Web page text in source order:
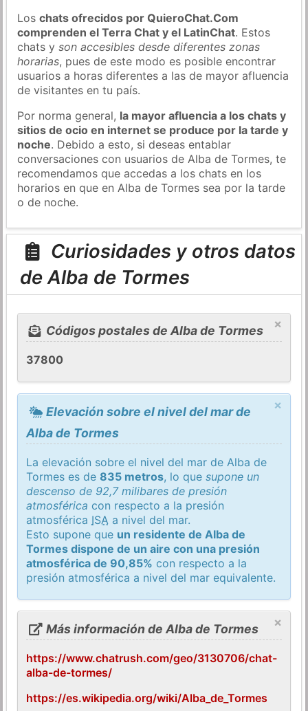
Loschats ofrecidos por QuieroChat.Com
comprenden el Terra Chat y el LatinChat. Estos
chats yson accesibles desde diferentes zonas
horarias, pues de este modo es posible encontrar
usuarios a horas diferentes a las de mayor afluencia
de visitantes en tu país.
Por norma general, la mayor afluencia a los chats y
sitios de ocio en internet se produce por la tarde y
noche. Debido a esto, si deseas entablar
conversaciones con usuarios de Alba de Tormes, te
recomendamos que accedas a los chats en los
horarios en que en Alba de Tormes sea por la tarde
o de noche.
Curiosidades y otros datos
de Alba de Tormes
×
Códigos postales de Alba de Tormes
37800
×
Elevación sobre el nivel del mar de
Alba de Tormes
La elevación sobre el nivel del mar de Alba de
Tormes es de835 metros, lo quesupone un
descenso de 92,7 milibares de presión
atmosférica con respecto a la presión
atmosférica ISA a nivel del mar.
Esto supone que un residente de Alba de
Tormes dispone de un aire con una presión
atmosférica de 90,85% con respecto a la
presión atmosférica a nivel del mar equivalente.
×
Más información de Alba de Tormes
https://www.chatrush.com/geo/3130706/chat-
alba-de-tormes/
https://es.wikipedia.org/wiki/Alba_de_Tormes